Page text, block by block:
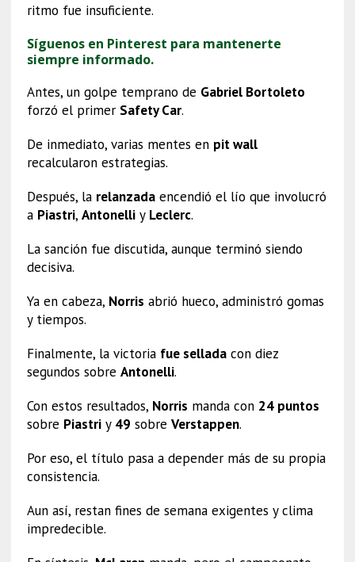
ritmo fue insuficiente.
Síguenos en Pinterest para mantenerte
siempre informado.
Antes, un golpe temprano de Gabriel Bortoleto
forzó el primer Safety Car.
De inmediato, varias mentes en pit wall
recalcularon estrategias.
Después, la relanzadaencendió el lío que involucró
a Piastri, Antonelliy Leclerc.
La sanción fue discutida, aunque terminó siendo
decisiva.
Ya en cabeza, Norris abrió hueco, administró gomas
y tiempos.
Finalmente, la victoria fue selladacon diez
segundos sobre Antonelli.
Con estos resultados, Norris manda con 24 puntos
sobre Piastriy 49 sobre Verstappen.
Por eso, el título pasa a depender más de su propia
consistencia.
Aun así, restan fines de semana exigentes y clima
impredecible.